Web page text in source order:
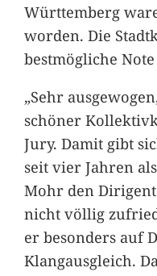
Württemberg
worden. Die
bestmögliche
„Sehr
schöner
Jury. Damit gibt
seit vier Jahren
Mohr den
nicht völlig
er besonders auf
Klangausgleich.